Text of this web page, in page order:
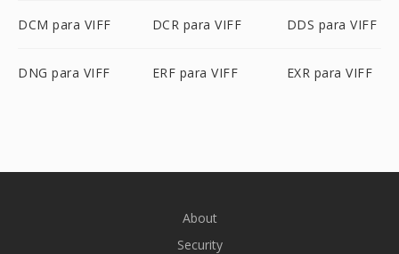
DCM para VIFF DCR para VIFF DDS para VIFF
DNG para VIFF ERF para VIFF EXR para VIFF
About
Security